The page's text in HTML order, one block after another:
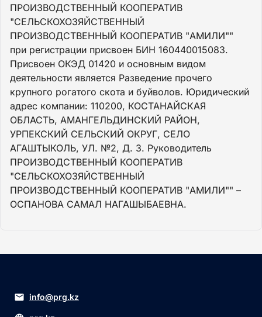
ПРОИЗВОДСТВЕННЫЙ КООПЕРАТИВ
"СЕЛЬСКОХОЗЯЙСТВЕННЫЙ
ПРОИЗВОДСТВЕННЫЙ КООПЕРАТИВ "АМИЛИ""
при регистрации присвоен БИН 160440015083.
Присвоен ОКЭД 01420 и основным видом
деятельности является Разведение прочего
крупного рогатого скота и буйволов. Юридический
адрес компании: 110200, КОСТАНАЙСКАЯ
ОБЛАСТЬ, АМАНГЕЛЬДИНСКИЙ РАЙОН,
УРПЕКСКИЙ СЕЛЬСКИЙ ОКРУГ, СЕЛО
АГАШТЫКОЛЬ, УЛ. №2, Д. 3. Руководитель
ПРОИЗВОДСТВЕННЫЙ КООПЕРАТИВ
"СЕЛЬСКОХОЗЯЙСТВЕННЫЙ
ПРОИЗВОДСТВЕННЫЙ КООПЕРАТИВ "АМИЛИ"" –
ОСПАНОВА САМАЛ НАГАШЫБАЕВНА.
info@prg.kz